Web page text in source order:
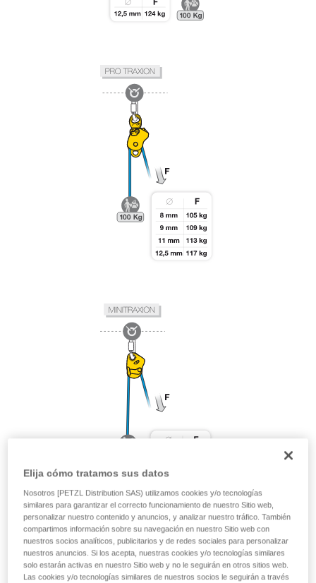
Elija cómo tratamos sus datos
Nosotros [PETZL Distribution SAS) utilizamos cookies y/o tecnologías
similares para garantizar el correcto funcionamiento de nuestro Sitio web,
personalizar nuestro contenido y anuncios, y analizar nuestro tráfico. También
compartimos información sobre su navegación en nuestro Sitio web con
nuestros socios analíticos, publicitarios y de redes sociales para personalizar
nuestros anuncios. Si los acepta, nuestras cookies y/o tecnologías similares
solo estarán activas en nuestro Sitio web y no le seguirán en otros sitios web.
Las cookies y/o tecnologías similares de nuestros socios le seguirán a través